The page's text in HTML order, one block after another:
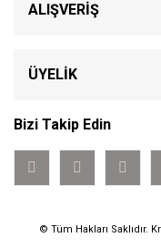
ALIŞVERİŞ
ÜYELİK
Bizi Takip Edin
© Tüm Hakları Saklıdır.